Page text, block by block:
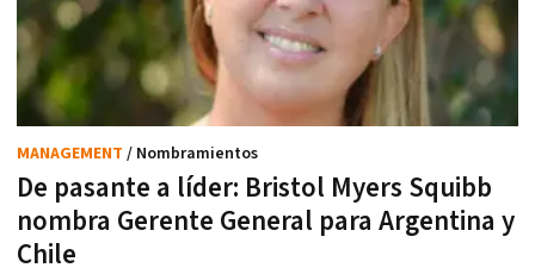
De pasante a líder: Bristol Myers Squibb
nombra Gerente General para Argentina y
Chile
MANAGEMENT / Nombramientos